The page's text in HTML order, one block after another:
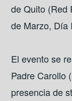
de Quito (Red
de Marzo, Día
El evento se
Padre Carollo
presencia de